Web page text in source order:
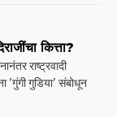
कित्ता?
राष्ट्रवादी
'गुंगी गुडिया' संबोधून